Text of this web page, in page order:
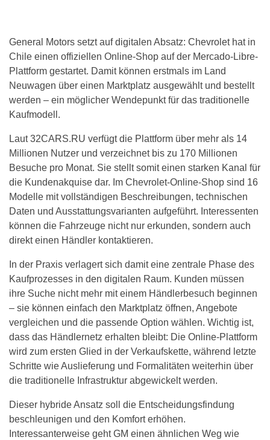
General Motors setzt auf digitalen Absatz: Chevrolet hat in
Chile einen offiziellen Online-Shop auf der Mercado-Libre-
Plattform gestartet. Damit können erstmals im Land
Neuwagen über einen Marktplatz ausgewählt und bestellt
werden – ein möglicher Wendepunkt für das traditionelle
Kaufmodell.
Laut 32CARS.RU verfügt die Plattform über mehr als 14
Millionen Nutzer und verzeichnet bis zu 170 Millionen
Besuche pro Monat. Sie stellt somit einen starken Kanal für
die Kundenakquise dar. Im Chevrolet-Online-Shop sind 16
Modelle mit vollständigen Beschreibungen, technischen
Daten und Ausstattungsvarianten aufgeführt. Interessenten
können die Fahrzeuge nicht nur erkunden, sondern auch
direkt einen Händler kontaktieren.
In der Praxis verlagert sich damit eine zentrale Phase des
Kaufprozesses in den digitalen Raum. Kunden müssen
ihre Suche nicht mehr mit einem Händlerbesuch beginnen
– sie können einfach den Marktplatz öffnen, Angebote
vergleichen und die passende Option wählen. Wichtig ist,
dass das Händlernetz erhalten bleibt: Die Online-Plattform
wird zum ersten Glied in der Verkaufskette, während letzte
Schritte wie Auslieferung und Formalitäten weiterhin über
die traditionelle Infrastruktur abgewickelt werden.
Dieser hybride Ansatz soll die Entscheidungsfindung
beschleunigen und den Komfort erhöhen.
Interessanterweise geht GM einen ähnlichen Weg wie